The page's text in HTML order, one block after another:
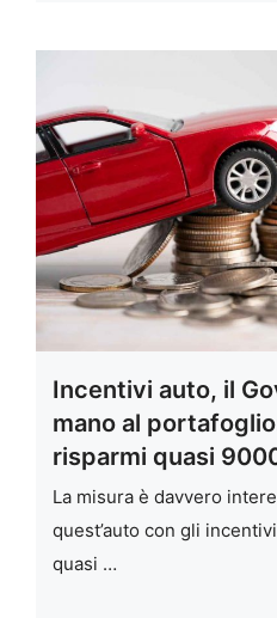
Incentivi auto, il
mano al
risparmi quasi
La misura è davvero
quest’auto con gli
quasi …